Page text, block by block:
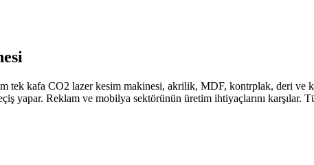
tek kafa CO2 lazer kesim makinesi, akrilik, MDF, kontrplak, deri ve
yapar. Reklam ve mobilya sektörünün üretim ihtiyaçlarını